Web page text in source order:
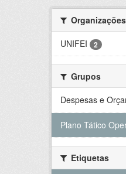
Organizações
UNIFEI
2
Grupos
Despesas e
Plano Tático
Etiquetas